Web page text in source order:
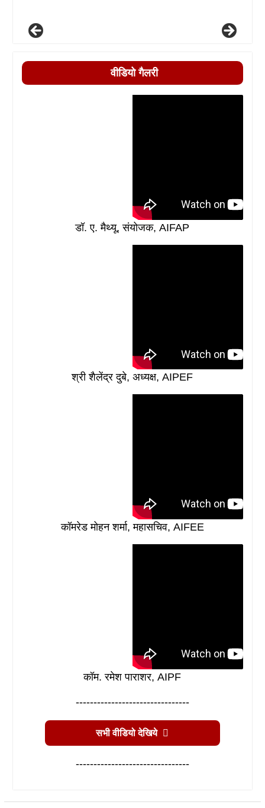
वीडियो गैलरी
डॉ. ए. मैथ्यू, संयोजक, AIFAP
श्री शैलेंद्र दुबे, अध्यक्ष, AIPEF
कॉमरेड मोहन शर्मा, महासचिव, AIFEE
कॉम. रमेश पाराशर, AIPF
--------------------------------
सभी वीडियो देखिये
--------------------------------